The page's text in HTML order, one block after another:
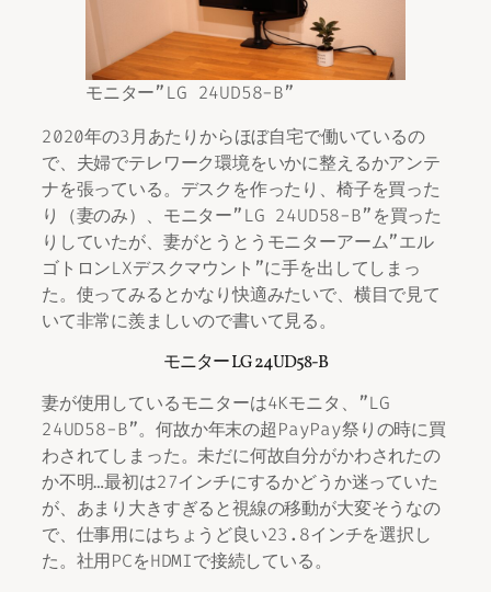
モニター”LG 24UD58-B”
2020年の3月あたりからほぼ自宅で働いているの
で、夫婦でテレワーク環境をいかに整えるかアンテ
ナを張っている。デスクを作ったり、椅子を買った
り（妻のみ）、モニター”LG 24UD58-B”を買った
りしていたが、妻がとうとうモニターアーム”エル
ゴトロンLXデスクマウント”に手を出してしまっ
た。使ってみるとかなり快適みたいで、横目で見て
いて非常に羨ましいので書いて見る。
モニター LG 24UD58-B
妻が使用しているモニターは4Kモニタ、”LG
24UD58-B”。何故か年末の超PayPay祭りの時に買
わされてしまった。未だに何故自分がかわされたの
か不明…最初は27インチにするかどうか迷っていた
が、あまり大きすぎると視線の移動が大変そうなの
で、仕事用にはちょうど良い23.8インチを選択し
た。社用PCをHDMIで接続している。